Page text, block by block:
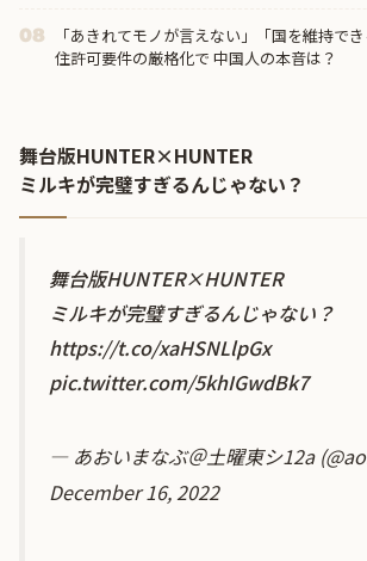
08
「あきれてモノが言えない」「国を維持で
住許可要件の厳格化で 中国人の本音は？
舞台版HUNTER×HUNTER
ミルキが完璧すぎるんじゃない？
舞台版HUNTER×HUNTER
ミルキが完璧すぎるんじゃない？
https://t.co/xaHSNLlpGx
pic.twitter.com/5khIGwdBk7
— あおいまなぶ＠土曜東シ12a
December 16, 2022